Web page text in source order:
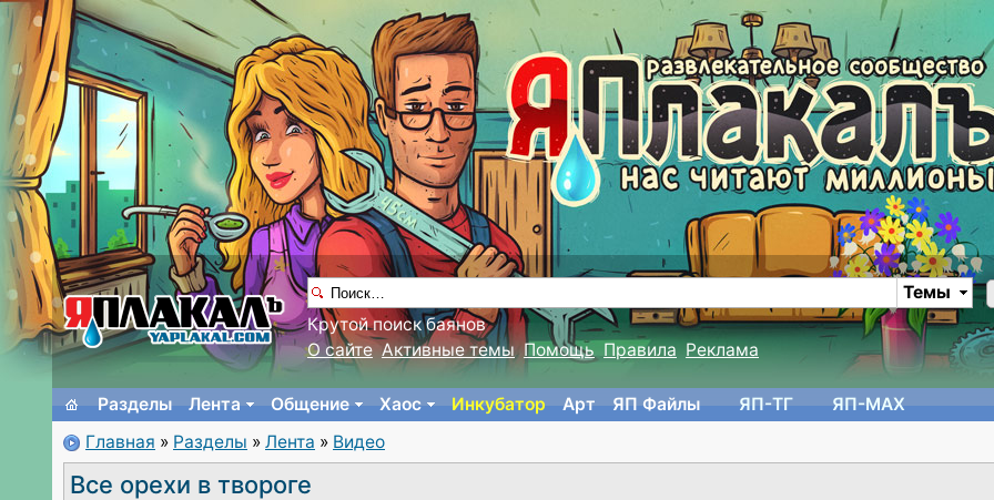
Темы
Крутой поиск баянов
О сайте Активные темы Помощь Правила Реклама
Разделы Лента Общение Хаос Инкубатор Арт ЯП Файлы ЯП-TГ
ЯП-MAX
Главная » Разделы » Лента » Видео
Все орехи в твороге